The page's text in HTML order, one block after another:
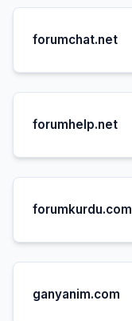
forumchat.net
forumhelp.net
forumkurdu.com
ganyanim.com